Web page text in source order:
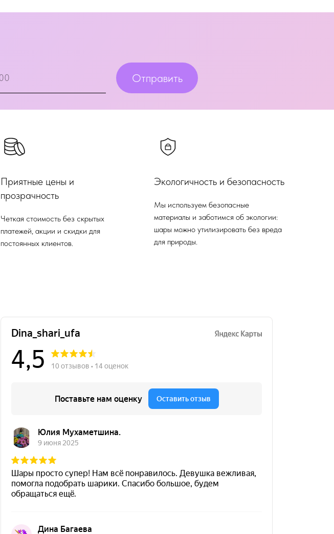
Отправить
Приятные цены и
прозрачность
Четкая стоимость без скрытых
платежей, акции и скидки для
постоянных клиентов.
Экологичность и безопасность
Мы используем безопасные
материалы и заботимся об экологии:
шары можно утилизировать без вреда
для природы.